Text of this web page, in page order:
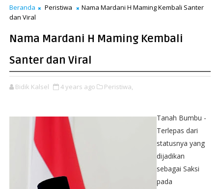
Beranda Peristiwa
Nama Mardani H Maming Kembali Santer
dan Viral
Nama Mardani H Maming Kembali
Santer dan Viral
Bidik Kalsel 4 years ago Peristiwa,
Tanah Bumbu -
Terlepas dari
statusnya yang
dijadikan
sebagai Saksi
pada